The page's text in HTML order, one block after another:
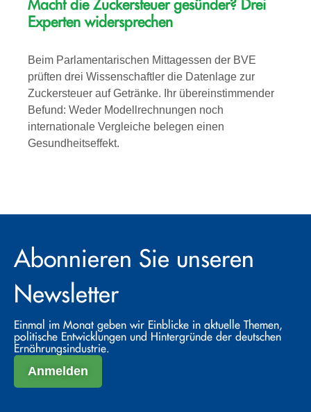
Macht die Zuckersteuer gesünder? Drei
Experten widersprechen
Beim Parlamentarischen Mittagessen der BVE
prüften drei Wissenschaftler die Datenlage zur
Zuckersteuer auf Getränke. Ihr übereinstimmender
Befund: Weder Modellrechnungen noch
internationale Vergleiche belegen einen
Gesundheitseffekt.
Abonnieren Sie unseren
Newsletter
Einmal im Monat geben wir Einblicke in aktuelle Themen,
politische Entwicklungen und Hintergründe der deutschen
Ernährungsindustrie.
Anmelden